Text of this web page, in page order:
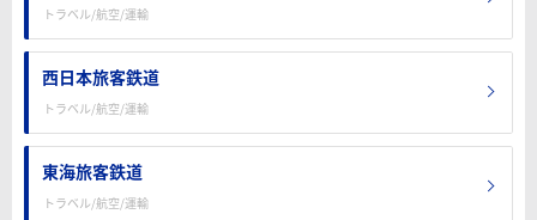
トラベル/航空/運輸
西日本旅客鉄道
トラベル/航空/運輸
東海旅客鉄道
トラベル/航空/運輸